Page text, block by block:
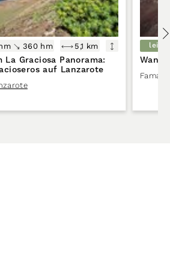
360 hm 5,1 km
Graciosa Panorama:
auf Lanzarote
leicht